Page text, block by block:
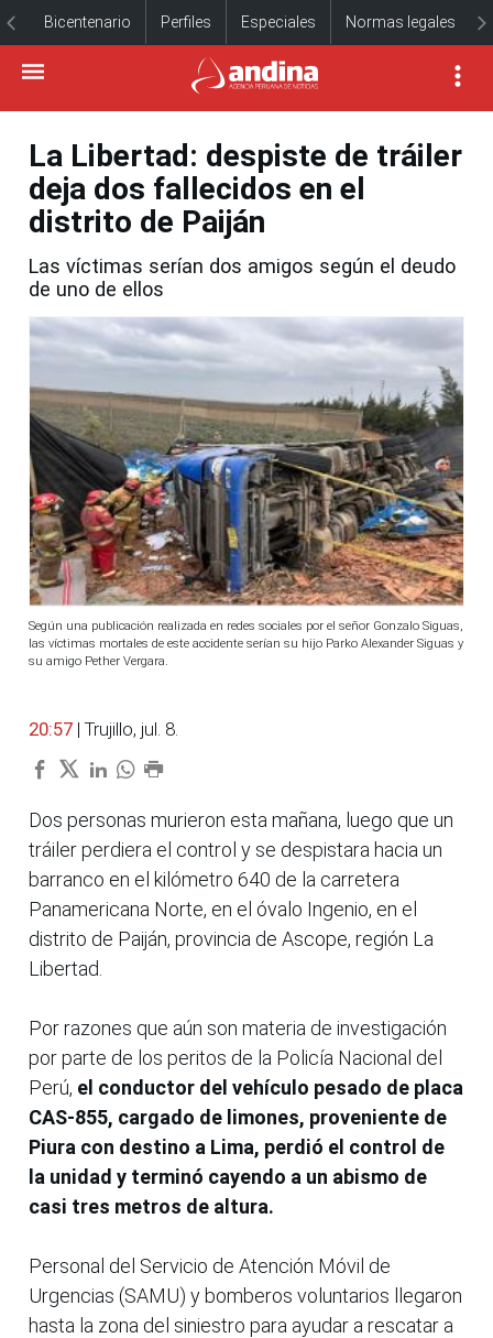
Bicentenario Perfiles Especiales Normas legales
La Libertad: despiste de tráiler
deja dos fallecidos en el
distrito de Paiján
Las víctimas serían dos amigos según el deudo
de uno de ellos
Según una publicación realizada en redes sociales por el señor Gonzalo Siguas,
las víctimas mortales de este accidente serían su hijo Parko Alexander Siguas y
su amigo Pether Vergara.
20:57 | Trujillo, jul. 8.
Dos personas murieron esta mañana, luego que un
tráiler perdiera el control y se despistara hacia un
barranco en el kilómetro 640 de la carretera
Panamericana Norte, en el óvalo Ingenio, en el
distrito de Paiján, provincia de Ascope, región La
Libertad.
Por razones que aún son materia de investigación
por parte de los peritos de la Policía Nacional del
Perú, el conductor del vehículo pesado de placa
CAS-855, cargado de limones, proveniente de
Piura con destino a Lima, perdió el control de
la unidad y terminó cayendo a un abismo de
casi tres metros de altura.
Personal del Servicio de Atención Móvil de
Urgencias (SAMU) y bomberos voluntarios llegaron
hasta la zona del siniestro para ayudar a rescatar a